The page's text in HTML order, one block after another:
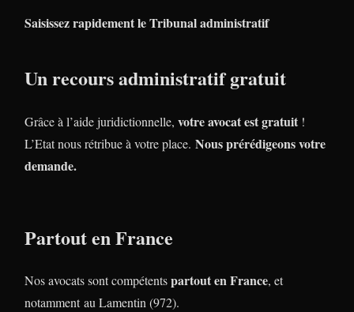
Saisissez rapidement le Tribunal administratif
Un recours administratif gratuit
Grâce à l’aide juridictionnelle, votre avocat est gratuit !
L’Etat nous rétribue à votre place. Nous prérédigeons votre
demande.
Partout en France
Nos avocats sont compétentspartout en France, et
notamment au Lamentin (972).